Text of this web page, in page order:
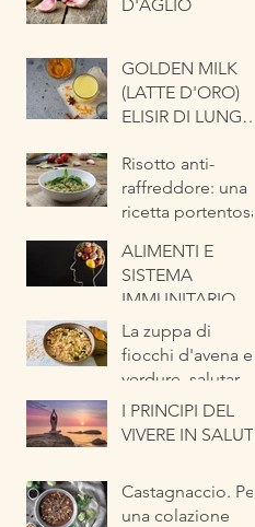
D'AGLIO
GOLDEN MILK
(LATTE D'ORO)
ELISIR DI LUNGA
Risotto anti-
raffreddore: una
ricetta portentosa
ALIMENTI E
SISTEMA
IMMUNITARIO
La zuppa di
fiocchi d'avena e
verdure, salutare
ed energetica
pronta in pochi
I PRINCIPI DEL
VIVERE IN SALUTE
Castagnaccio. Per
una colazione